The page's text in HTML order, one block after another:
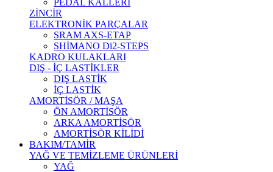
PEDAL KALLERİ
ZİNCİR
ELEKTRONİK PARÇALAR
SRAM AXS-ETAP
SHİMANO Di2-STEPS
KADRO KULAKLARI
DIŞ - İÇ LASTİKLER
DIŞ LASTİK
İÇ LASTİK
AMORTİSÖR / MAŞA
ÖN AMORTİSÖR
ARKA AMORTİSÖR
AMORTİSÖR KİLİDİ
BAKIM/TAMİR
YAĞ VE TEMİZLEME ÜRÜNLERİ
YAĞ